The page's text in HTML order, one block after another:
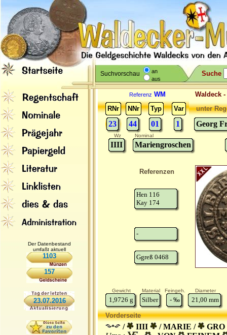
Suchvorschau
an
aus
Suche
Der Datenbestand
umfaßt aktuell
1103
157
23.07.2016
Referenz WM
RNr
NNr Typ Var
23 44 01 1
unter
Georg
Wz Nominal
IIII Mariengroschen
Referenzen
Hen 116
Kay 174
-
Ggreß 0468
Gewicht Material Feingeh. Diameter
1,9726 g Silber - ‰ 21,00 mm
Vorderseite
/ IIII / MARIE /
GRO